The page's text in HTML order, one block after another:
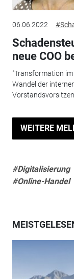
06.06.2022
neue COO
"Transformation
Wandel der
WEITERE
#Digitalisierung
#Online-Handel